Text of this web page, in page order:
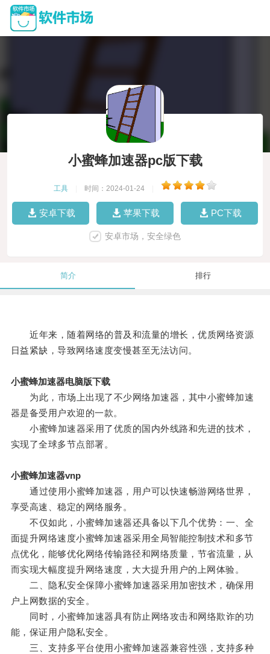
小蜜蜂加速器pc版下载
工具 时间：2024-01-24
安卓下载 苹果下载 PC下载
安卓市场，安全绿色
简介 排行
近年来，随着网络的普及和流量的增长，优质网络资源
日益紧缺，导致网络速度变慢甚至无法访问。
小蜜蜂加速器电脑版下载
为此，市场上出现了不少网络加速器，其中小蜜蜂加速
器是备受用户欢迎的一款。
小蜜蜂加速器采用了优质的国内外线路和先进的技术，
实现了全球多节点部署。
小蜜蜂加速器vnp
通过使用小蜜蜂加速器，用户可以快速畅游网络世界，
享受高速、稳定的网络服务。
不仅如此，小蜜蜂加速器还具备以下几个优势：一、全
面提升网络速度小蜜蜂加速器采用全局智能控制技术和多节
点优化，能够优化网络传输路径和网络质量，节省流量，从
而实现大幅度提升网络速度，大大提升用户的上网体验。
二、隐私安全保障小蜜蜂加速器采用加密技术，确保用
户上网数据的安全。
同时，小蜜蜂加速器具有防止网络攻击和网络欺诈的功
能，保证用户隐私安全。
三、支持多平台使用小蜜蜂加速器兼容性强，支持多种